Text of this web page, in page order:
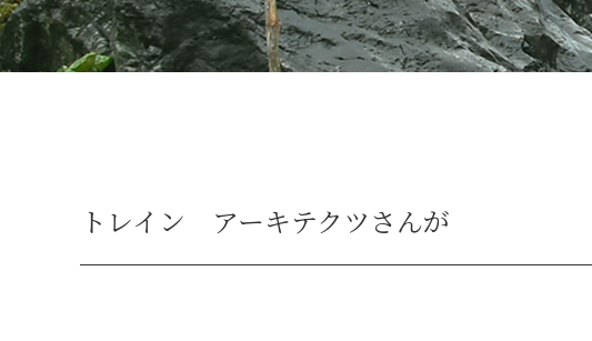
トレイン アーキテクツさんが